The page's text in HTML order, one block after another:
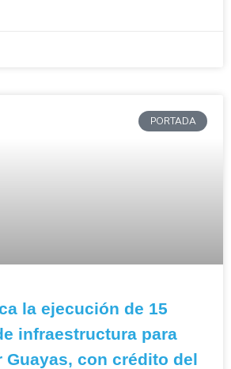
PORTADA
la ejecución de 15
infraestructura para
Guayas, con crédito del